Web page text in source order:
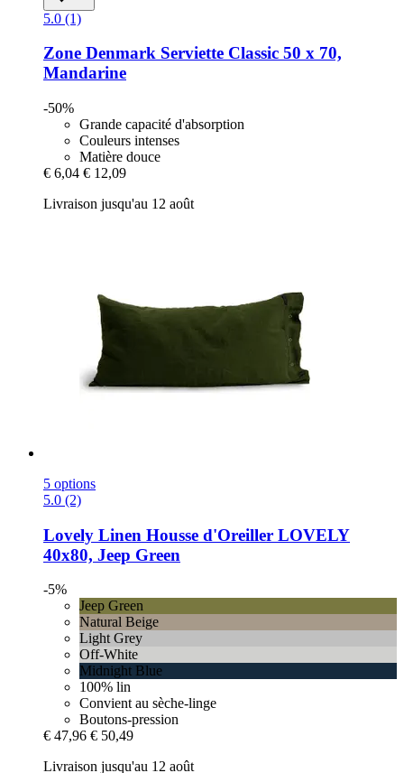
5.0 (1)
Zone Denmark Serviette Classic 50 x 70,
Mandarine
-50%
Grande capacité d'absorption
Couleurs intenses
Matière douce
€ 6,04 € 12,09
Livraison jusqu'au 12 août
5 options
5.0 (2)
Lovely Linen Housse d'Oreiller LOVELY
40x80, Jeep Green
-5%
Jeep Green
Natural Beige
Light Grey
Off-White
Midnight Blue
100% lin
Convient au sèche-linge
Boutons-pression
€ 47,96 € 50,49
Livraison jusqu'au 12 août